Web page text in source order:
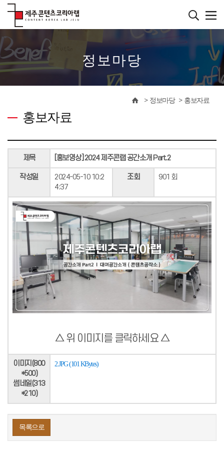
본
문
가
기
����������
정보마당
홍보자료
정보마당 홍보자료
제목 [홍보영상] 2024 제주콘랩 공간소개 Part.2
작성일
2024-05-10 10:2
4:37
조회 901 회
△ 위 이미지를 클릭하세요 △
이미지(800
*500)
썸네일(313
*210)
2.JPG (101 KBytes)
목록으로